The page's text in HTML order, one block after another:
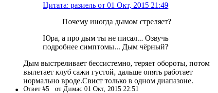
Цитата: разиель от 01 Окт, 2015 21:49
Почему иногда дымом стреляет?
Юра, а про дым ты не писал... Озвучь
подробнее симптомы... Дым чёрный?
Дым выстреливает бессистемно, теряет обороты, потом
вылетает клуб сажи густой, дальше опять работает
нормально вроде.Свист только в одном диапазоне.
Ответ #5 от Димас 01 Окт, 2015 22:51